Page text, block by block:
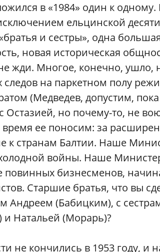
в «1984» один к
ельцинской
и сестры», одна
новая историческая
жди. Многое, конечно, ушло,
следов на паркетном полу
(Медведев, допустим,
Остазией, но почему-то, не
ее поносим: за
к странам Балтии. Наше
войны. Наше
повинных бизнесменов,
Старшие братья, что вы
Андреем (Бабицким), с
Натальей (Морарь)?
не кончились в 1953 году, и